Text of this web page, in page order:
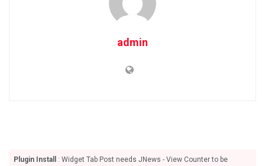
admin
Plugin Install
: Widget Tab Post needs JNews - View Counter to be